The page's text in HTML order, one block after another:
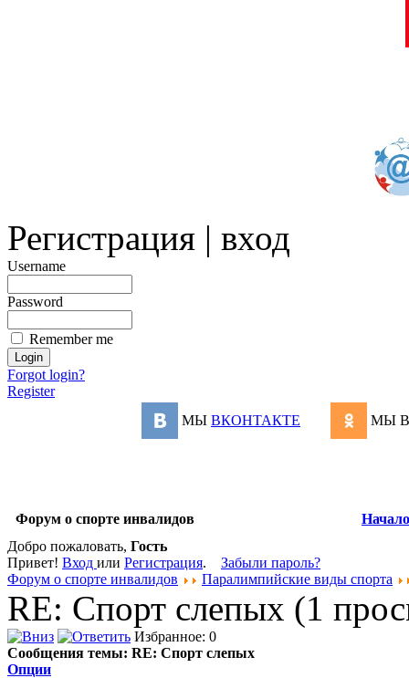
Регистрация | вход
Username
Password
Remember me
Forgot login?
Register
МЫ ВКОНТАКТЕ МЫ
Форум о спорте инвалидов
Начало
Добро пожаловать, Гость
Привет! Вход или Регистрация. Забыли пароль?
Форум о спорте инвалидов
Паралимпийские виды спорта
RE: Спорт слепых (1
Избранное: 0
Сообщения темы: RE: Спорт слепых
Опции